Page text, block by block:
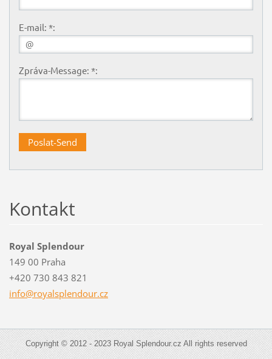
E-mail: *:
Zpráva-Message: *:
Kontakt
Royal Splendour
149 00 Praha
+420 730 843 821
info@royalsplendour.cz
Copyright © 2012 - 2023 Royal Splendour.cz All rights reserved